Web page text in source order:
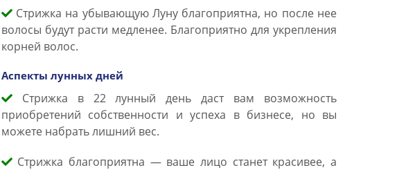
Стрижка на убывающую Луну благоприятна, но после нее
волосы будут расти медленее. Благоприятно для укрепления
корней волос.
Аспекты лунных дней
Стрижка в 22 лунный день даст вам возможность
приобретений собственности и успеха в бизнесе, но вы
можете набрать лишний вес.
Стрижка благоприятна — ваше лицо станет красивее, а